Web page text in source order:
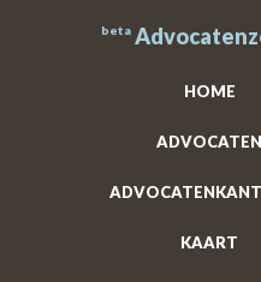
beta
HOME
ADVOCATEN
KAART